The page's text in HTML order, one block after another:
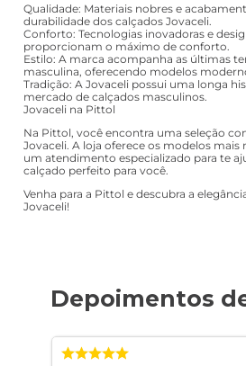
Qualidade: Materiais nobres e
durabilidade dos calçados Jovaceli.
Conforto: Tecnologias inovadoras e
proporcionam o máximo de conforto.
Estilo: A marca acompanha as últimas
masculina, oferecendo modelos
Tradição: A Jovaceli possui uma longa
mercado de calçados masculinos.
Jovaceli na Pittol
Na Pittol, você encontra uma seleção
Jovaceli. A loja oferece os modelos mais
um atendimento especializado para te
calçado perfeito para você.
Venha para a Pittol e descubra a
Jovaceli!